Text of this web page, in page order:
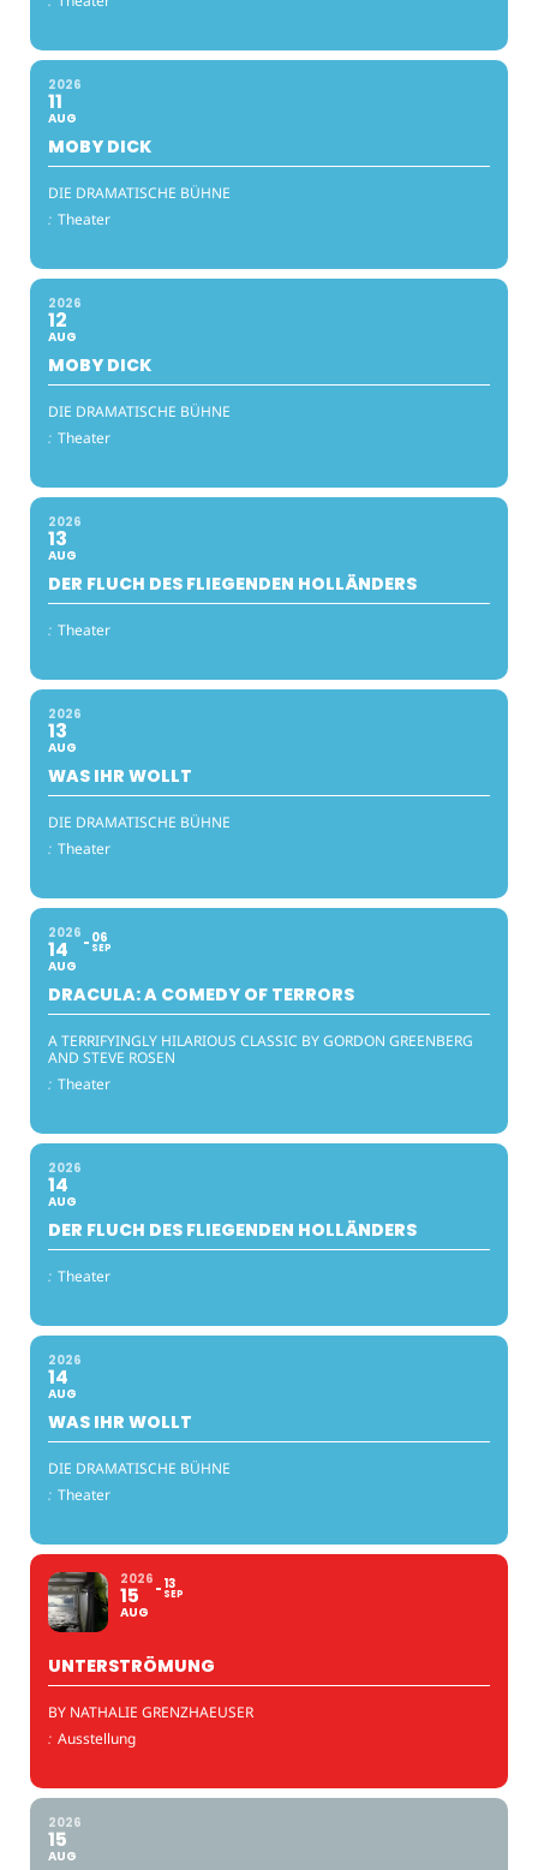
2026
11
AUG
MOBY DICK
DIE DRAMATISCHE BÜHNE
: Theater
2026
12
AUG
MOBY DICK
DIE DRAMATISCHE BÜHNE
: Theater
2026
13
AUG
DER FLUCH DES FLIEGENDEN HOLLÄNDERS
: Theater
2026
13
AUG
WAS IHR WOLLT
DIE DRAMATISCHE BÜHNE
: Theater
2026
14
AUG
06
SEP
DRACULA: A COMEDY OF TERRORS
A TERRIFYINGLY HILARIOUS CLASSIC BY GORDON GREENBERG
AND STEVE ROSEN
: Theater
2026
14
AUG
DER FLUCH DES FLIEGENDEN HOLLÄNDERS
: Theater
2026
14
AUG
WAS IHR WOLLT
DIE DRAMATISCHE BÜHNE
: Theater
2026
15
AUG
13
SEP
UNTERSTRÖMUNG
BY NATHALIE GRENZHAEUSER
: Ausstellung
2026
15
AUG